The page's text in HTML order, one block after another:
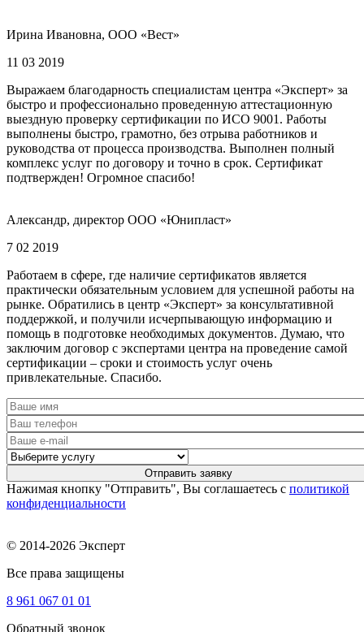
Ирина Ивановна, ООО «Вест»
11 03 2019
Выражаем благодарность специалистам центра «Эксперт» за
быстро и профессионально проведенную аттестационную
выездную проверку сертификации по ИСО 9001. Работы
выполнены быстро, грамотно, без отрыва работников и
руководства от процесса производства. Выполнен полный
комплекс услуг по договору и точно в срок. Сертификат
подтвержден! Огромное спасибо!
Александр, директор ООО «Юнипласт»
7 02 2019
Работаем в сфере, где наличие сертификатов является
практически обязательным условием для успешной работы на
рынке. Обратились в центр «Эксперт» за консультативной
поддержкой, и получили исчерпывающую информацию и
помощь в подготовке необходимых документов. Думаю, что
заключим договор с экспертами центра на проведение самой
сертификации – сроки и стоимость услуг очень
привлекательные. Спасибо.
Нажимая кнопку "Отправить", Вы соглашаетесь с политикой
конфиденциальности
© 2014-2026 Эксперт
Все права защищены
8 961 067 01 01
Обратный звонок